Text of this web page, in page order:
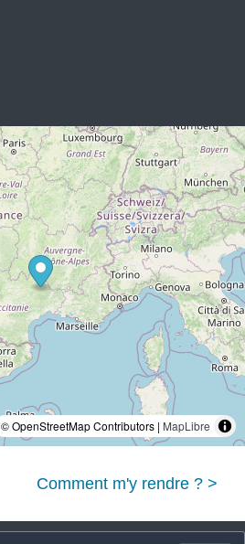
© OpenStreetMap Contributors | MapLibre
Comment m'y rendre ? >